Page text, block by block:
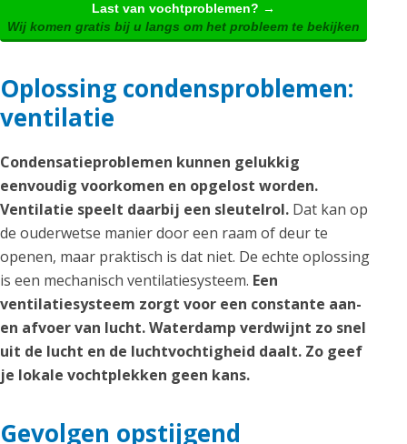
Last van vochtproblemen? →
Wij komen gratis bij u langs om het probleem te bekijken
Oplossing condensproblemen:
ventilatie
Condensatieproblemen kunnen gelukkig
eenvoudig voorkomen en opgelost worden.
Ventilatie speelt daarbij een sleutelrol. Dat kan op
de ouderwetse manier door een raam of deur te
openen, maar praktisch is dat niet. De echte oplossing
is een mechanisch ventilatiesysteem. Een
ventilatiesysteem zorgt voor een constante aan-
en afvoer van lucht. Waterdamp verdwijnt zo snel
uit de lucht en de luchtvochtigheid daalt. Zo geef
je lokale vochtplekken geen kans.
Gevolgen opstijgend